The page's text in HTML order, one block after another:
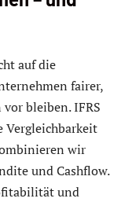
auf die
fairer,
bleiben. IFRS
Vergleichbarkeit
wir
und Cashflow.
und